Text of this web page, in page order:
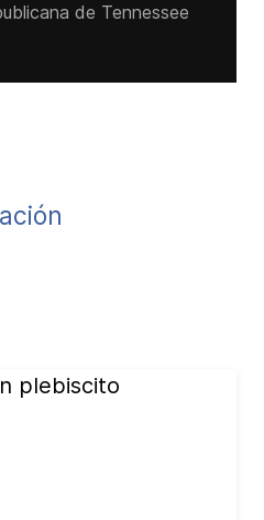
de Tennessee
plebiscito